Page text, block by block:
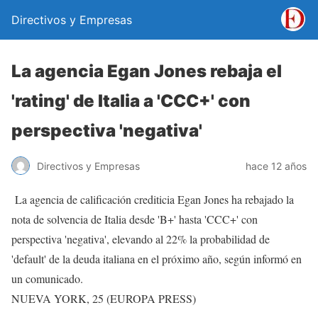
Directivos y Empresas
La agencia Egan Jones rebaja el
'rating' de Italia a 'CCC+' con
perspectiva 'negativa'
Directivos y Empresas hace 12 años
La agencia de calificación crediticia Egan Jones ha rebajado la
nota de solvencia de Italia desde 'B+' hasta 'CCC+' con
perspectiva 'negativa', elevando al 22% la probabilidad de
'default' de la deuda italiana en el próximo año, según informó en
un comunicado.
NUEVA YORK, 25 (EUROPA PRESS)